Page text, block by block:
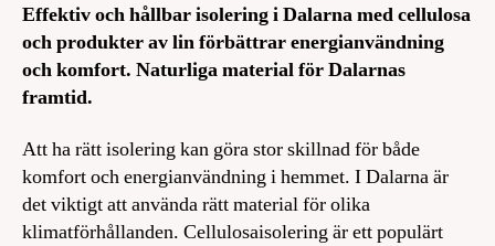
Effektiv och hållbar isolering i Dalarna med cellulosa
och produkter av lin förbättrar energianvändning
och komfort. Naturliga material för Dalarnas
framtid.
Att ha rätt isolering kan göra stor skillnad för både
komfort och energianvändning i hemmet. I Dalarna är
det viktigt att använda rätt material för olika
klimatförhållanden. Cellulosaisolering är ett populärt